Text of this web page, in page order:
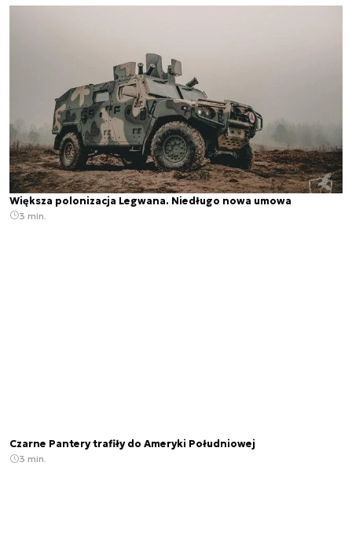
Większa polonizacja Legwana. Niedługo nowa umowa
3 min.
Czarne Pantery trafiły do Ameryki Południowej
3 min.